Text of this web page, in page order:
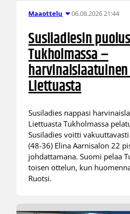
Maaottelu 06.08.2026 21:44
Susiladiesin
Tukholmassa –
Liettuasta
Susiladies nappasi
Liettuasta Tukholmassa
Susiladies voitti
(48-36) Elina Aarnisalon 22
johdattamana. Suomi pelaa
toisen ottelun, kun
Ruotsi.